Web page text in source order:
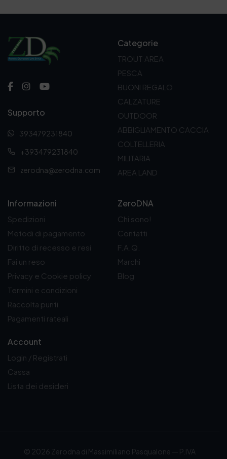
Supporto
393479231840
+393479231840
zerodna@zerodna.com
Categorie
TROUT AREA
PESCA
BUONI REGALO
CALZATURE
OUTDOOR
ABBIGLIAMENTO CACCIA
COLTELLERIA
MILITARIA
AREA LAND
Informazioni
Spedizioni
Metodi di pagamento
Diritto di recesso e resi
Fai un reso
Privacy e Cookie policy
Termini e condizioni
Raccolta punti
Pagamenti rateali
Account
Login / Registrati
Cassa
Lista dei desideri
ZeroDNA
Chi sono!
Contatti
F.A.Q.
Marchi
Blog
© 2026 Zerodna di Massimiliano Pasqualone — P.IVA